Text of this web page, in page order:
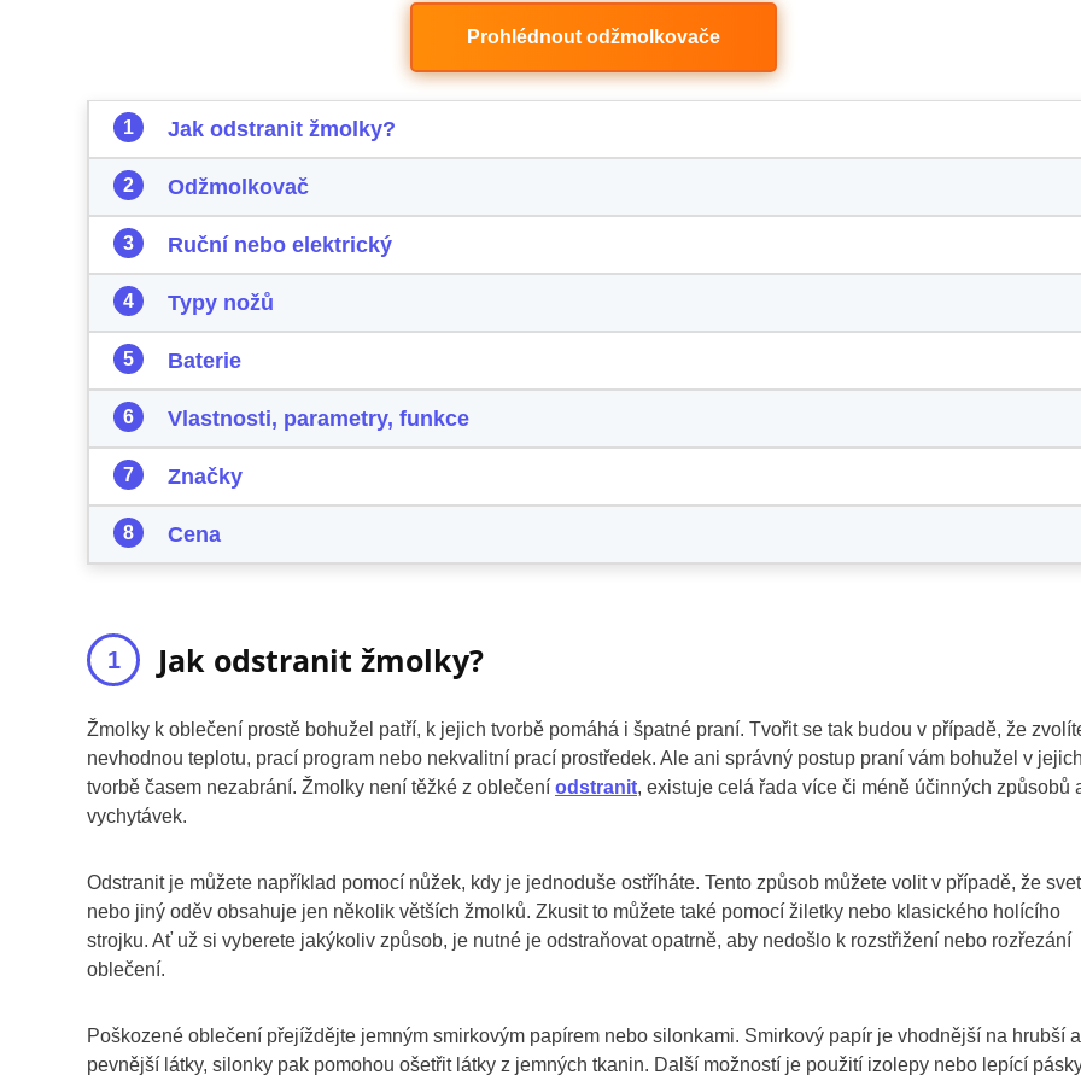
Prohlédnout odžmolkovače
Jak odstranit žmolky?
Odžmolkovač
Ruční nebo elektrický
Typy nožů
Baterie
Vlastnosti, parametry, funkce
Značky
Cena
Jak odstranit žmolky?
Žmolky k oblečení prostě bohužel patří, k jejich tvorbě pomáhá i špatné praní. Tvořit se tak budou v případě, že
nevhodnou teplotu, prací program nebo nekvalitní prací prostředek. Ale ani správný postup praní vám bohužel v jejich
tvorbě časem nezabrání. Žmolky není těžké z oblečení odstranit, existuje celá řada více či méně účinných způsobů
vychytávek.
Odstranit je můžete například pomocí nůžek, kdy je jednoduše ostříháte. Tento způsob můžete volit v případě, že
nebo jiný oděv obsahuje jen několik větších žmolků. Zkusit to můžete také pomocí žiletky nebo klasického holícího
strojku. Ať už si vyberete jakýkoliv způsob, je nutné je odstraňovat opatrně, aby nedošlo k rozstřižení nebo rozřezání
oblečení.
Poškozené oblečení přejíždějte jemným smirkovým papírem nebo silonkami. Smirkový papír je vhodnější na hrubší a
pevnější látky, silonky pak pomohou ošetřit látky z jemných tkanin. Další možností je použití izolepy nebo lepící